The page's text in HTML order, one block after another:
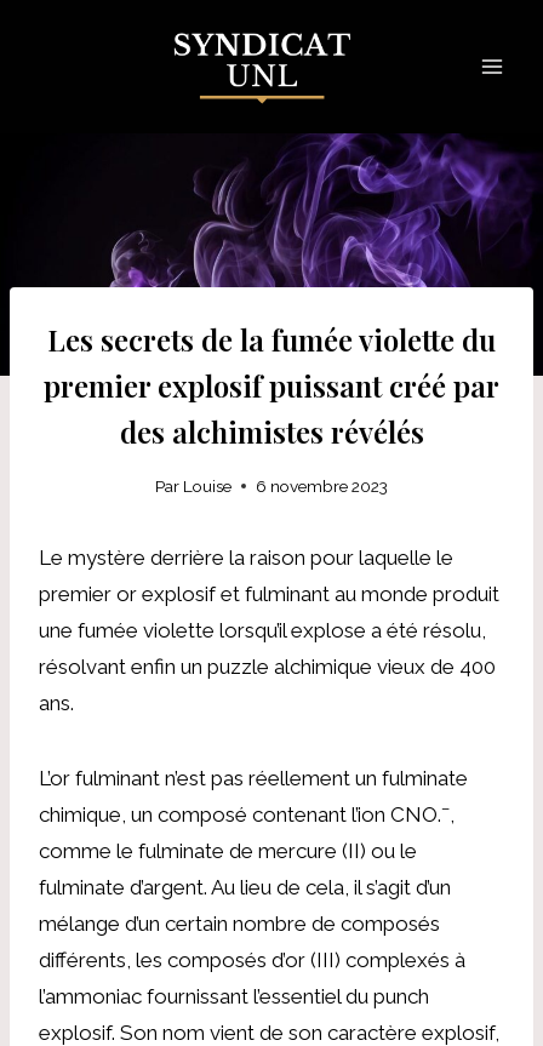
Les secrets de la fumée violette du
premier explosif puissant créé par
des alchimistes révélés
Par Louise 6 novembre 2023
Le mystère derrière la raison pour laquelle le
premier or explosif et fulminant au monde produit
une fumée violette lorsqu’il explose a été résolu,
résolvant enfin un puzzle alchimique vieux de 400
ans.
L’or fulminant n’est pas réellement un fulminate
chimique, un composé contenant l’ion CNO.–
comme le fulminate de mercure (II) ou le
fulminate d’argent. Au lieu de cela, il s’agit d’un
mélange d’un certain nombre de composés
différents, les composés d’or (III) complexés à
l’ammoniac fournissant l’essentiel du punch
explosif. Son nom vient de son caractère explosif,